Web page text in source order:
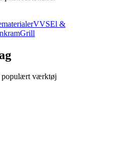
VVSEl &
Grill
populært værktøj